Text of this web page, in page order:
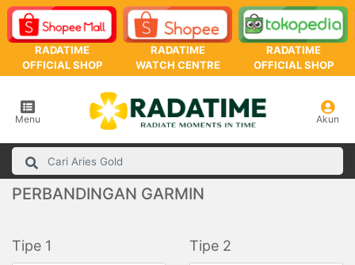
RADATIME
OFFICIAL SHOP
RADATIME
WATCH CENTRE
RADATIME
OFFICIAL SHOP
Menu Akun
PERBANDINGAN GARMIN
Tipe 1 Tipe 2